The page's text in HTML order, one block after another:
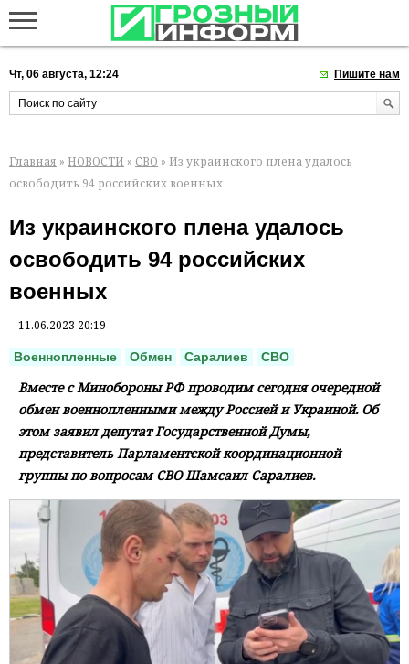
Чт, 06 августа, 12:24 Пишите нам
Главная » НОВОСТИ » СВО » Из украинского плена удалось
освободить 94 российских военных
Из украинского плена удалось
освободить 94 российских
военных
11.06.2023 20:19
Военнопленные Обмен Саралиев СВО
Вместе с Минобороны РФ проводим сегодня очередной
обмен военнопленными между Россией и Украиной. Об
этом заявил депутат Государственной Думы,
представитель Парламентской координационной
группы по вопросам СВО Шамсаил Саралиев.